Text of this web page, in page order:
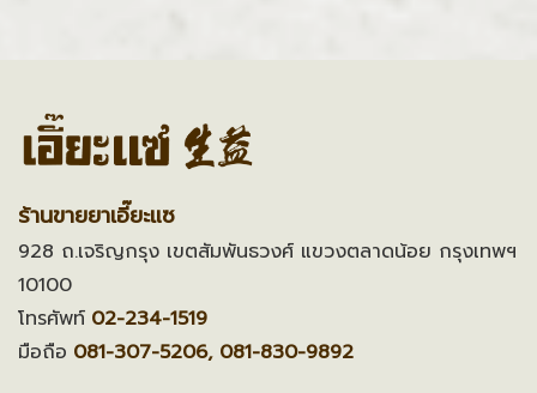
ร้านขายยาเอี๊ยะแซ
928 ถ.เจริญกรุง เขตสัมพันธวงศ์ แขวงตลาดน้อย กรุงเทพฯ
10100
โทรศัพท์ 02-234-1519
มือถือ 081-307-5206, 081-830-9892